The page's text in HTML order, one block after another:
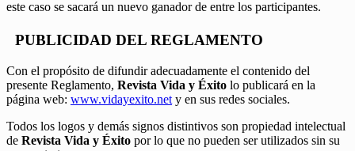
este caso se sacará un nuevo ganador de entre los participantes.
PUBLICIDAD DEL REGLAMENTO
Con el propósito de difundir adecuadamente el contenido del
presente Reglamento, Revista Vida y Éxito lo publicará en la
página web: www.vidayexito.net y en sus redes sociales.
Todos los logos y demás signos distintivos son propiedad intelectual
de Revista Vida y Éxito por lo que no pueden ser utilizados sin su